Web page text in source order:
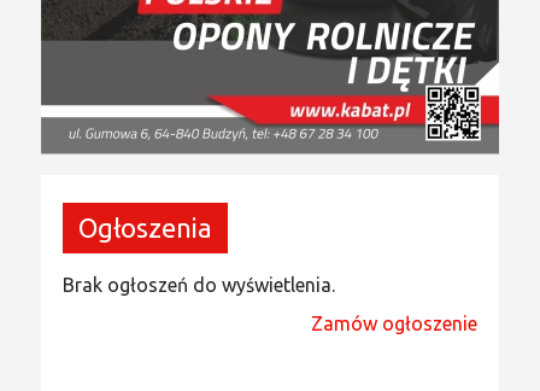
Ogłoszenia
Brak ogłoszeń do wyświetlenia.
Zamów ogłoszenie